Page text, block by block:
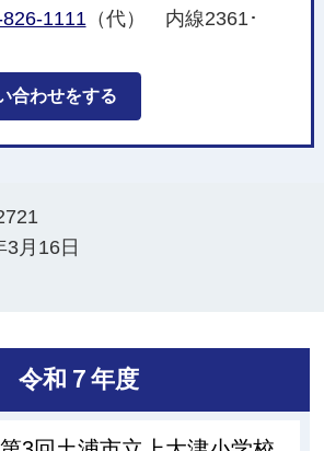
1111 （代） 内線2361･
合わせをする
3月16日
令和７年度